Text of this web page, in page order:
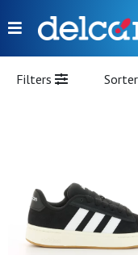
Menu
FR NL EN DE
Jongens
Tassen
Filters